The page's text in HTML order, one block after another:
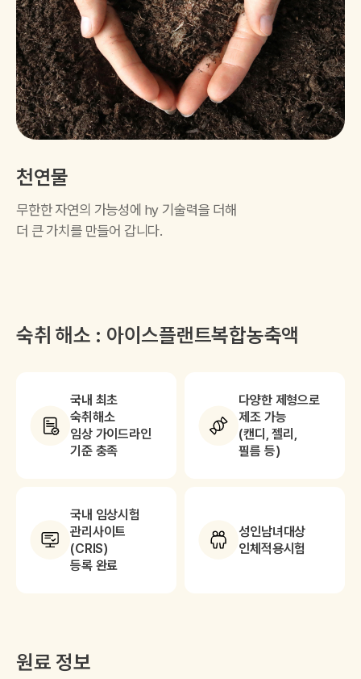
천연물
무한한 자연의 가능성에 hy 기술력을 더해
더 큰 가치를 만들어 갑니다.
숙취 해소 : 아이스플랜트복합농축액
국내 최초
숙취해소
임상 가이드라인
기준 충족
다양한 제형으로
제조 가능
(캔디, 젤리,
필름 등)
국내 임상시험
관리사이트
(CRIS)
등록 완료
성인남녀대상
인체적용시험
원료 정보